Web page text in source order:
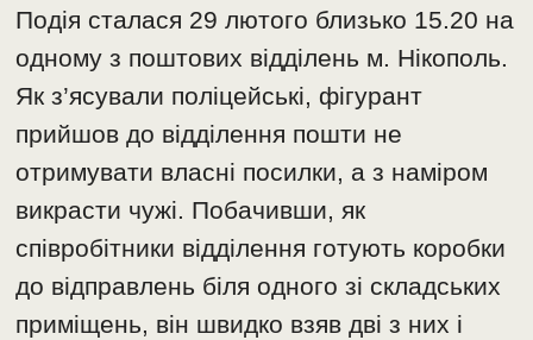
Подія сталася 29 лютого близько 15.20 на
одному з поштових відділень м. Нікополь.
Як з’ясували поліцейські, фігурант
прийшов до відділення пошти не
отримувати власні посилки, а з наміром
викрасти чужі. Побачивши, як
співробітники відділення готують коробки
до відправлень біля одного зі складських
приміщень, він швидко взяв дві з них і